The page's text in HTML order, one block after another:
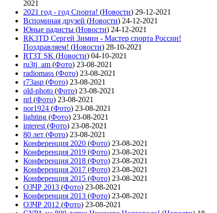
2021
2021 год - год Cпорта! (Новости) 29-12-2021
Вспоминая друзей (Новости) 24-12-2021
Юные радисты (Новости) 24-12-2021
RK3TD Сергей Зимин - Мастер спорта России!
Поздравляем! (Новости) 28-10-2021
RT3T SK (Новости) 04-10-2021
ru3tj_am (Фото) 23-08-2021
radiomass (Фото) 23-08-2021
r73asp (Фото) 23-08-2021
old-photo (Фото) 23-08-2021
nrl (Фото) 23-08-2021
nor1924 (Фото) 23-08-2021
lighting (Фото) 23-08-2021
interest (Фото) 23-08-2021
80 лет (Фото) 23-08-2021
Конференция 2020 (Фото) 23-08-2021
Конференция 2019 (Фото) 23-08-2021
Конференция 2018 (Фото) 23-08-2021
Конференция 2017 (Фото) 23-08-2021
Конференция 2015 (Фото) 23-08-2021
ОЗЧР 2013 (Фото) 23-08-2021
Конференция 2013 (Фото) 23-08-2021
ОЗЧР 2012 (Фото) 23-08-2021